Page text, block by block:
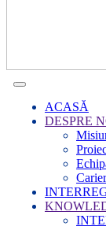
ACASĂ
DESPRE